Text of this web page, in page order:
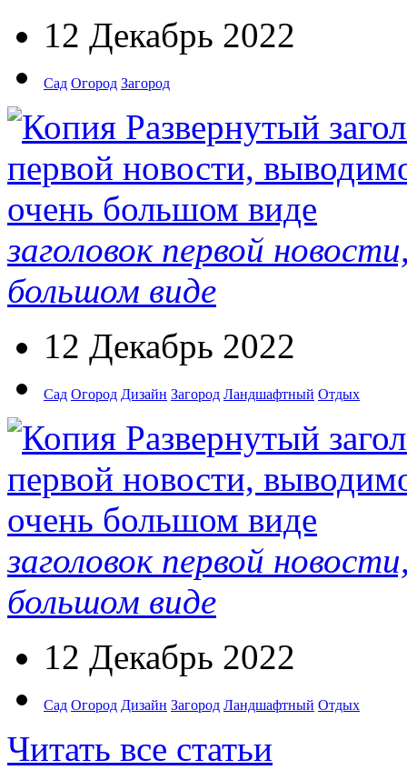
12 Декабрь 2022
Сад Огород Загород
заголовок первой
большом виде
12 Декабрь 2022
Сад Огород Дизайн Загород Ландшафтный Отдых
заголовок первой
большом виде
12 Декабрь 2022
Сад Огород Дизайн Загород Ландшафтный Отдых
Читать все статьи